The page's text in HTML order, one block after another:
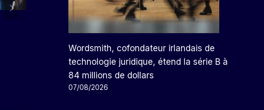
Les Restrictions Américaines
Sur Les Sociétés De Puces
Chinoises Sont Déraisonnables
: Pékin
ParArthur 14/10/2022
Wordsmith, cofondateur irlandais de
technologie juridique, étend la série B à
84 millions de dollars
07/08/2026